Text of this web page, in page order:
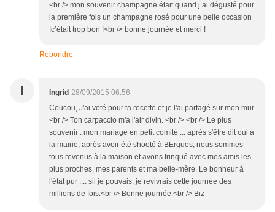
<br /> mon souvenir champagne était quand j ai dégusté pour
la première fois un champagne rosé pour une belle occasion
!c’était trop bon !<br /> bonne journée et merci !
Répondre
I Ingrid 28/09/2015 06:56
Coucou, J'ai voté pour ta recette et je l'ai partagé sur mon mur.
<br /> Ton carpaccio m'a l'air divin. <br /> <br /> Le plus
souvenir : mon mariage en petit comité ... après s'être dit oui à
la mairie, après avoir été shooté à BErgues, nous sommes
tous revenus à la maison et avons trinqué avec mes amis les
plus proches, mes parents et ma belle-mère. Le bonheur à
l'état pur .... sii je pouvais, je revivrais cette journée des
millions de fois.<br /> Bonne journée.<br /> Biz